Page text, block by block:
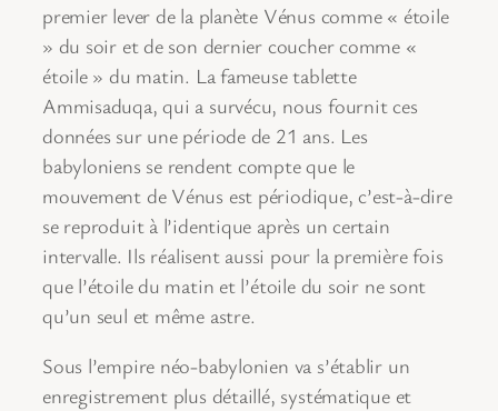
premier lever de la planète Vénus comme « étoile
» du soir et de son dernier coucher comme «
étoile » du matin. La fameuse tablette
Ammisaduqa, qui a survécu, nous fournit ces
données sur une période de 21 ans. Les
babyloniens se rendent compte que le
mouvement de Vénus est périodique, c’est-à-dire
se reproduit à l’identique après un certain
intervalle. Ils réalisent aussi pour la première fois
que l’étoile du matin et l’étoile du soir ne sont
qu’un seul et même astre.
Sous l’empire néo-babylonien va s’établir un
enregistrement plus détaillé, systématique et